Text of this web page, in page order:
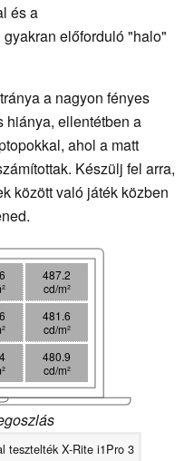
és a
előforduló "halo"
a nagyon fényes
hiánya, ellentétben a
ahol a matt
Készülj fel arra,
között való játék közben
487.2
cd/m²
481.6
cd/m²
480.9
cd/m²
tesztelték X-Rite i1Pro 3